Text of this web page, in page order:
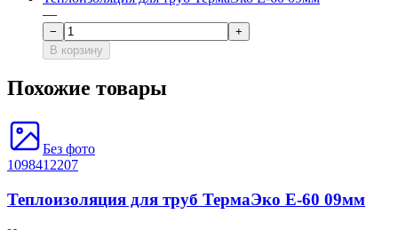
—
−
+
В корзину
Похожие товары
Без фото
1098412207
Теплоизоляция для труб ТермаЭко Е-60 09мм